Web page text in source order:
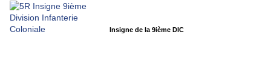
Insigne de la 9ième DIC